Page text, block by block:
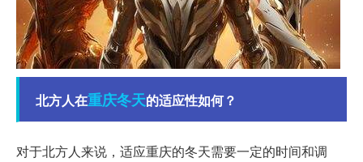
北方人在重庆冬天的适应性如何？
对于北方人来说，适应重庆的冬天需要一定的时间和调